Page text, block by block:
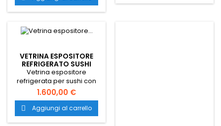
pizzerie, cicchetterie,
VETRINA ESPOSITORE
REFRIGERATO SUSHI
1797X387X240
Vetrina espositore
refrigerata per sushi con
dimensioni0 1797x387x240
mm e temperatura +0° ~
+5°. Vetrina sushi dotata di
doppio vetro curvo
1.600,00 €
 Aggiungi al carrello